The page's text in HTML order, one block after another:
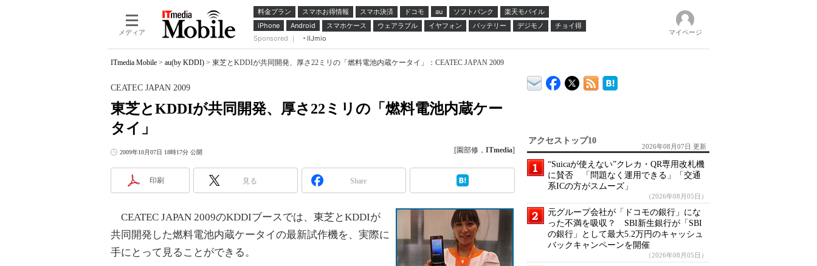
メディア
料金プラン スマホお得情報 スマホ決済 ドコモ au ソフトバンク
楽天モバイル
iPhone
Android スマホケース ウェアラブル イヤフォン バッテリー デジモノ
チョイ得
Sponsored ｜
IIJmio
マイページ
ITmedia Mobile > au(by KDDI) > 東芝とKDDIが共同開発、厚さ22ミリの「燃料電池内蔵ケータイ」：CEATEC JAPAN 2009
東芝とKDDIが共同開発、厚さ22ミリの「燃料電池内蔵ケー
タイ」
CEATEC JAPAN 2009
2009年10月07日 18時17分 公開 [園部修， ITmedia]
印刷 見る Share
CEATEC JAPAN 2009のKDDIブースでは、東芝とKDDIが
共同開発した燃料電池内蔵ケータイの最新試作機を、実際に
手にとって見ることができる。
アクセストップ10
2026年08月07日 更新
“Suicaが使えない”クレカ・QR専用改札機
に賛否 「問題なく運用できる」「交通
系ICの方がスムーズ」
（2026年08月05日）
元グループ会社が「ドコモの銀行」にな
った不満を吸収？ SBI新生銀行が「SBI
の銀行」として最大5.2万円のキャッシュ
バックキャンペーンを開催
（2026年08月05日）